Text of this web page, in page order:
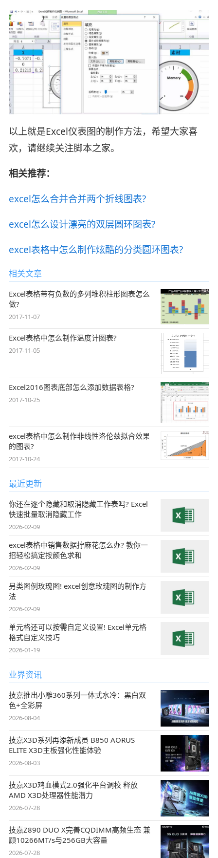
以上就是Excel仪表图的制作方法，希望大家喜
欢，请继续关注脚本之家。
相关推荐：
excel怎么合并合并两个折线图表?
excel怎么设计漂亮的双层圆环图表?
excel表格中怎么制作炫酷的分类圆环图表?
相关文章
Excel表格带有负数的多列堆积柱形图表怎么
做?
2017-11-07
Excel表格中怎么制作温度计图表?
2017-11-05
Excel2016图表底部怎么添加数据表格?
2017-10-25
excel表格中怎么制作非线性洛伦兹拟合效果
的图表?
2017-10-24
最近更新
你还在逐个隐藏和取消隐藏工作表吗? Excel
快速批量取消隐藏工作
2026-02-09
excel表格中销售数据拧麻花怎么办? 教你一
招轻松搞定按颜色求和
2026-02-09
另类图例玫瑰图! excel创意玫瑰图的制作方
法
2026-02-09
单元格还可以按需自定义设置! Excel单元格
格式自定义技巧
2026-01-19
业界资讯
技嘉推出小雕360系列一体式水冷：黑白双
色+全彩屏
2026-08-04
技嘉X3D系列再添新成员 B850 AORUS
ELITE X3D主板强化性能体验
2026-08-03
技嘉X3D鸡血模式2.0强化平台调校 释放
AMD X3D处理器性能潜力
2026-07-28
技嘉Z890 DUO X完善CQDIMM高频生态 兼
顾10266MT/s与256GB大容量
2026-07-28